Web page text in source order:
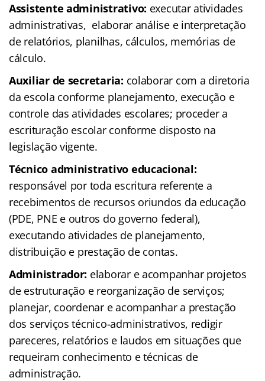
Assistente administrativo: executar atividades
administrativas, elaborar análise e interpretação
de relatórios, planilhas, cálculos, memórias de
cálculo.
Auxiliar de secretaria: colaborar com a diretoria
da escola conforme planejamento, execução e
controle das atividades escolares; proceder a
escrituração escolar conforme disposto na
legislação vigente.
Técnico administrativo educacional:
responsável por toda escritura referente a
recebimentos de recursos oriundos da educação
(PDE, PNE e outros do governo federal),
executando atividades de planejamento,
distribuição e prestação de contas.
Administrador: elaborar e acompanhar projetos
de estruturação e reorganização de serviços;
planejar, coordenar e acompanhar a prestação
dos serviços técnico-administrativos, redigir
pareceres, relatórios e laudos em situações que
requeiram conhecimento e técnicas de
administração.